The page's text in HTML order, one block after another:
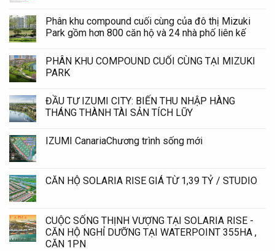
Phân khu compound cuối cùng của đô thị Mizuki
Park gồm hơn 800 căn hộ và 24 nhà phố liên kế
PHÂN KHU COMPOUND CUỐI CÙNG TẠI MIZUKI
PARK
ĐẦU TƯ IZUMI CITY: BIẾN THU NHẬP HÀNG
THÁNG THÀNH TÀI SẢN TÍCH LŨY
IZUMI CanariaChương trình sống mới
CĂN HỘ SOLARIA RISE GIÁ TỪ 1,39 TỶ / STUDIO
CUỘC SỐNG THỊNH VƯỢNG TẠI SOLARIA RISE -
CĂN HỘ NGHỈ DƯỠNG TẠI WATERPOINT 355HA ,
CĂN 1PN